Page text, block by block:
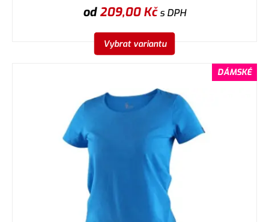
od209,00Kčs DPH
Vybrat variantu
DÁMSKÉ